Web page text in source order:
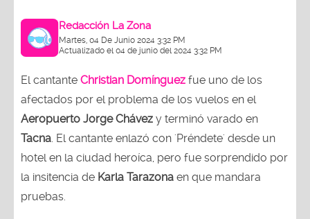
Redacción La Zona
Martes, 04 De Junio 2024 3:32 PM
Actualizado el 04 de junio del 2024 3:32 PM
El cantante Christian Domínguez fue uno de los
afectados por el problema de los vuelos en el
Aeropuerto Jorge Chávez y terminó varado en
Tacna . El cantante enlazó con 'Préndete' desde un
hotel en la ciudad heroíca, pero fue sorprendido por
la insitencia de Karla Tarazona en que mandara
pruebas.